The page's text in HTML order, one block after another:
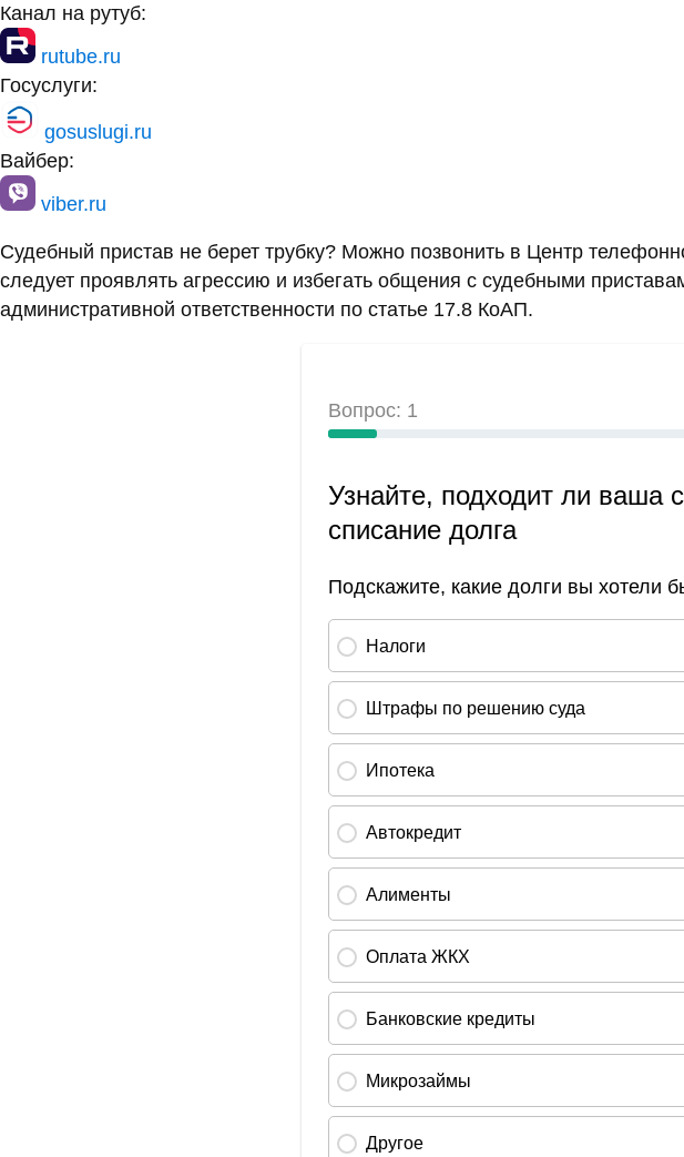
Канал на рутуб:
rutube.ru
Госуслуги:
gosuslugi.ru
Вайбер:
viber.ru
Судебный пристав не берет трубку? Можно позвонить в Центр
следует проявлять агрессию и избегать общения с судебными
административной ответственности по статье 17.8 КоАП.